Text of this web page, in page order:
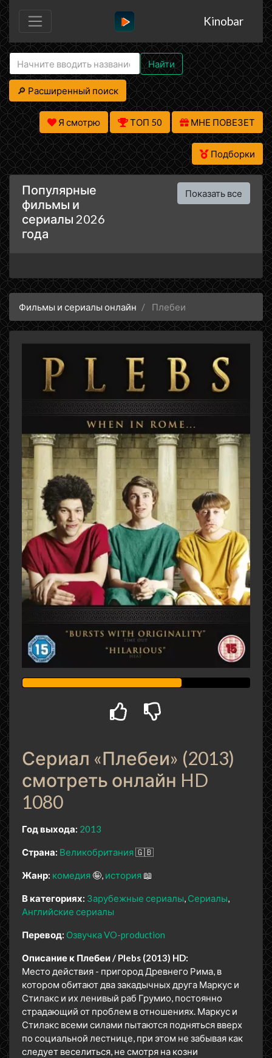
Kinobar
Найти
🔎 Расширенный поиск
Я смотрю ТОП 50 МНЕ ПОВЕЗЕТ
Подборки
Популярные
фильмы и
сериалы 2026
года
Показать все
Фильмы и сериалы онлайн Плебеи
Сериал «Плебеи» (2013)
смотреть онлайн HD
1080
Год выхода: 2013
Страна: Великобритания🇬🇧
Жанр: комедия 🤪 история 📖
В категориях: Зарубежные сериалы Сериалы
Английские сериалы
Перевод: Озвучка VO-production
Описание к Плебеи / Plebs (2013) HD:
Место действия - пригород Древнего Рима, в
котором обитают два закадычных друга Маркус и
Стилакс и их ленивый раб Грумио, постоянно
страдающий от проблем в отношениях. Маркус и
Стилакс всеми силами пытаются подняться вверх
по социальной лестнице, при этом не забывая как
следует веселиться, не смотря на козни